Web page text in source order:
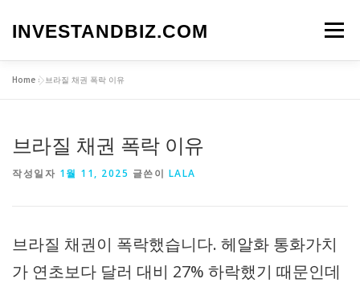
INVESTANDBIZ.COM 메뉴
Home »브라질 채권 폭락 이유
브라질 채권 폭락 이유
작성일자 1월 11, 2025 글쓴이 LALA
브라질 채권이 폭락했습니다. 헤알화 통화가치
가 연초보다 달러 대비 27% 하락했기 때문인데